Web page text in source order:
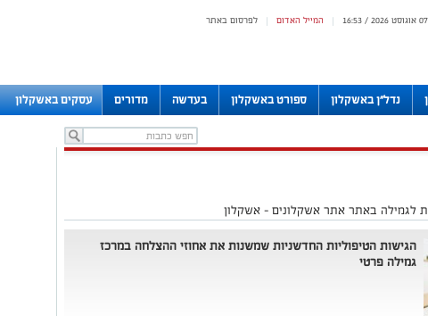
לפרסום באתר | המייל האדום | 07 אוגוסט 2026 / 16:53
נדל"ן באשקלון ספורט באשקלון בעדשה מדורים עסקים באשקלון
לגמילה באתר אתר אשקלונים - אשקלון
הגישות הטיפוליות החדשניות שמשנות את אחוזי ההצלחה במרכז
גמילה פרטי